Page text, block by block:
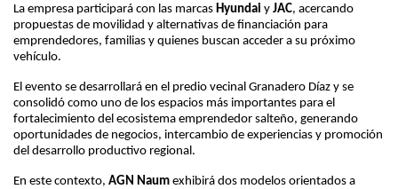
La empresa participará con las marcas Hyundai y JAC, acercando
propuestas de movilidad y alternativas de financiación para
emprendedores, familias y quienes buscan acceder a su próximo
vehículo.
El evento se desarrollará en el predio vecinal Granadero Díaz y se
consolidó como uno de los espacios más importantes para el
fortalecimiento del ecosistema emprendedor salteño, generando
oportunidades de negocios, intercambio de experiencias y promoción
del desarrollo productivo regional.
En este contexto, AGN Naum exhibirá dos modelos orientados a